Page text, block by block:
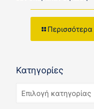
Περισσότερα
Κατηγορίες